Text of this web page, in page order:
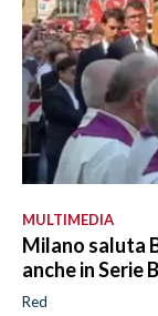
MULTIMEDIA
Milano saluta
anche in Serie B
Red